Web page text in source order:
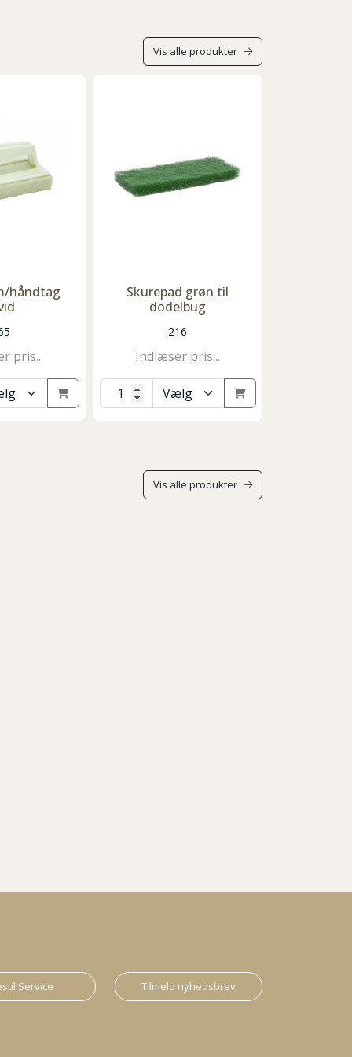
Vis alle produkter
håndtag
pris...
Skurepad grøn til
dodelbug
216
Indlæser pris...
Vis alle produkter
Service Tilmeld nyhedsbrev